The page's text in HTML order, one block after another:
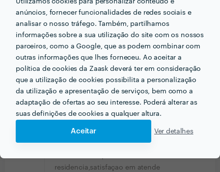
Utilizamos cookies para personalizar conteúdo e
anúncios, fornecer funcionalidades de redes sociais e
analisar o nosso tráfego. Também, partilhamos
informações sobre a sua utilização do site com os nossos
parceiros, como a Google, que as podem combinar com
outras informações que lhes forneceu. Ao aceitar a
política de cookies da Zaask deverá ter em consideração
que a utilização de cookies possibilita a personalização
da utilização e apresentação de serviços, bem como a
adaptação de ofertas ao seu interesse. Poderá alterar as
suas definições de cookies a qualquer altura.
Aceitar Ver detalhes
Profissional excelente e com muita experiência eu
recomendo.
Beatriz Campos
Limpeza de Apartamento
27 Jan 2023
Ótima comunincação, demonstrando imensa
disponibilidade e simpatia. O serviço foi ótimo, mais
do que o esperado, e extremamente rápido. Obrigada!
Resposta de Estrelas e pinaculos 27 Jan 2023
Muito obrigado D Beatriz por ter nos
residencia,satisfaçao em atende